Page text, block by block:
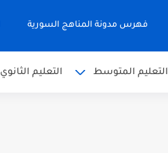
فهرس مدونة المناهج السورية
التعليم المتوسط التعليم الثانوي